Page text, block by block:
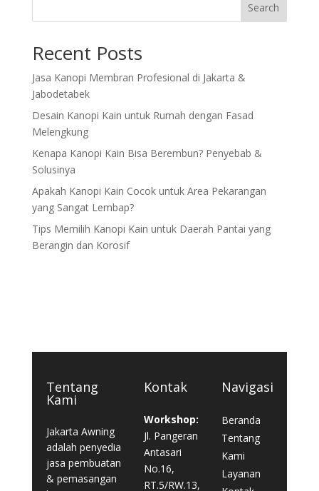
Search
Recent Posts
Jasa Kanopi Membran Profesional di Jakarta &
Jabodetabek
Desain Kanopi Kain untuk Rumah dengan Fasad
Melengkung
Kenapa Kanopi Kain Bisa Berembun? Penyebab &
Solusinya
Apakah Kanopi Kain Cocok untuk Area Pekarangan
yang Sangat Lembap?
Tips Memilih Kanopi Kain untuk Daerah Pantai yang
Berangin dan Korosif
Tentang
Kami
Jakarta Awning
adalah penyedia
jasa pembuatan
& pemasangan
Kontak
Workshop:
Jl. Pangeran
Antasari
No.16,
RT.5/RW.13,
Navigasi
Beranda
Tentang
Kami
Layanan